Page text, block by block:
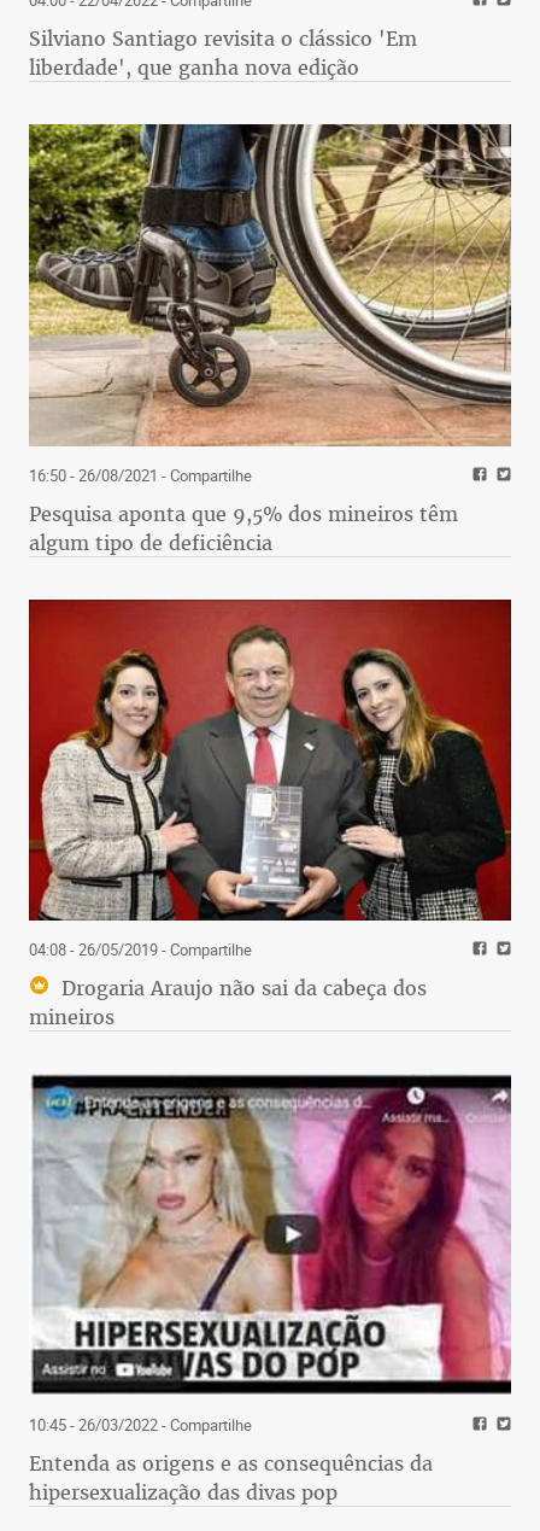
Silviano Santiago revisita o clássico 'Em
liberdade', que ganha nova edição
16:50 - 26/08/2021 - Compartilhe
Pesquisa aponta que 9,5% dos mineiros têm
algum tipo de deficiência
04:08 - 26/05/2019- Compartilhe
Drogaria Araujo não sai da cabeça dos
mineiros
10:45 - 26/03/2022- Compartilhe
Entenda as origens e as consequências da
hipersexualização das divas pop